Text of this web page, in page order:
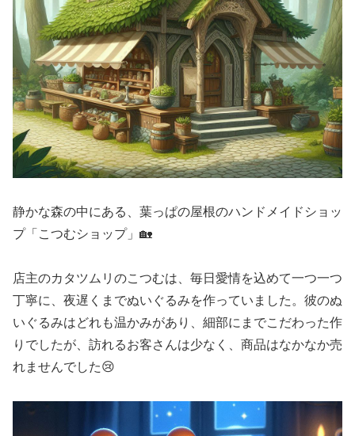
静かな森の中にある、葉っぱの屋根のハンドメイドショッ
プ「こつむショップ」🏡
店主のカタツムリのこつむは、毎日愛情を込めて一つ一つ
丁寧に、夜遅くまでぬいぐるみを作っていました。彼のぬ
いぐるみはどれも温かみがあり、細部にまでこだわった作
りでしたが、訪れるお客さんは少なく、商品はなかなか売
れませんでした😢